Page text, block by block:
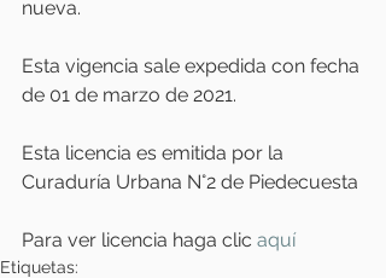
nueva.
Esta vigencia sale expedida con fecha
de 01 de marzo de 2021.
Esta licencia es emitida por la
Curaduría Urbana N°2 de Piedecuesta
Para ver licencia haga clic aquí
Etiquetas: